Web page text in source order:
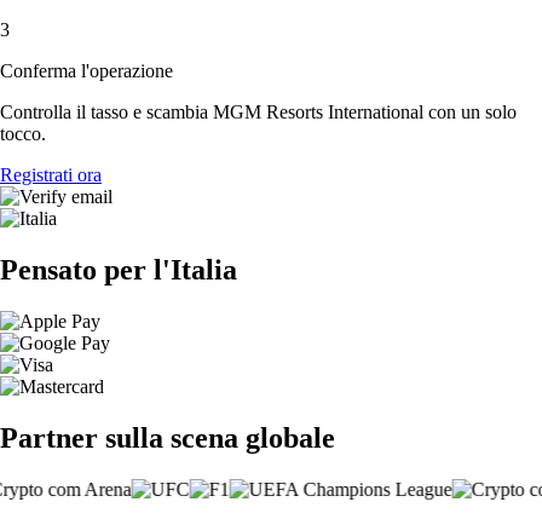
3
Conferma l'operazione
Controlla il tasso e scambia MGM Resorts International con un solo
tocco.
Registrati ora
Pensato per l'Italia
Partner sulla scena globale